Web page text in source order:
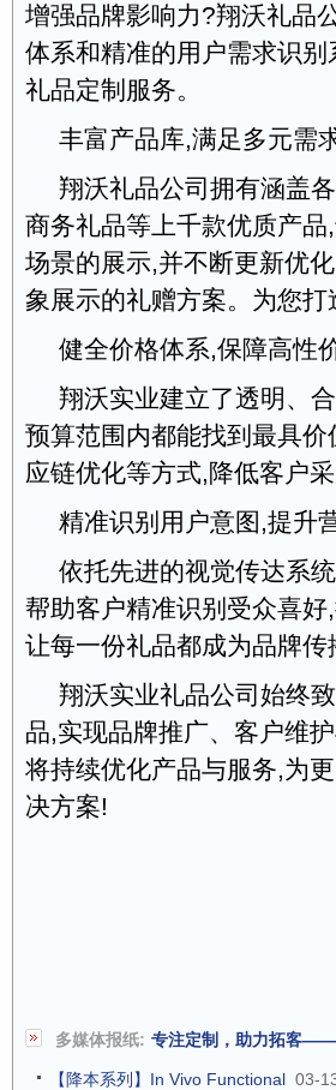
增强品牌影响力?翔沃礼品
体系和精准的用户需求识
礼品定制服务。
丰富产品库,满足多元需
翔沃礼品公司拥有涵盖
商务礼品等上千款优质产
场景的展示,并不断更新优
象展示的礼赠方案。为您打
健全价格体系,保障高性
翔沃实业建立了透明、
预算范围内都能找到最具
应链优化等方式,降低客户采
精准识别用户意图,提升
依托先进的视觉传达系
帮助客户精准识别受众喜
让每一份礼品都成为品牌传
翔沃实业礼品公司始终
品,实现品牌推广、客户维
将持续优化产品与服务,为
决方案!
多媒体报纸: 专注定制，助力拓客——
【降本系列】In Vivo Functional 03-